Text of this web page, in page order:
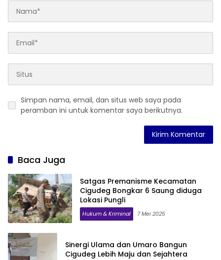
Simpan nama, email, dan situs web saya pada
peramban ini untuk komentar saya berikutnya.
Baca Juga
Satgas Premanisme Kecamatan
Cigudeg Bongkar 6 Saung diduga
Lokasi Pungli
Hukum & Kriminal 7 Mei 2025
Sinergi Ulama dan Umaro Bangun
Cigudeg Lebih Maju dan Sejahtera